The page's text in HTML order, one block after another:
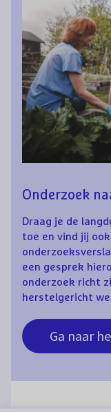
Onderzoek
Draag je de
toe en vind jij
een gesprek
onderzoek richt
herstelgericht
Ga naar